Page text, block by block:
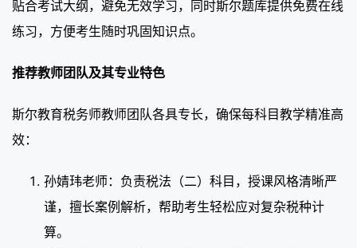
贴合考试大纲，避免无效学习，同时斯尔题库提供免费在线
练习，方便考生随时巩固知识点。
推荐教师团队及其专业特色
斯尔教育税务师教师团队各具专长，确保每科目教学精准高
效：
孙婧玮老师：负责税法（二）科目，授课风格清晰严
谨，擅长案例解析，帮助考生轻松应对复杂税种计
算。